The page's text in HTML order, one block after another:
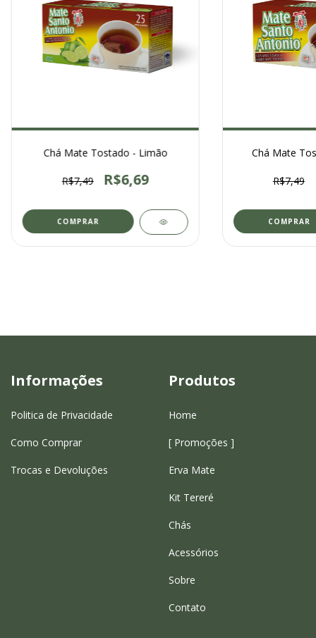
Chá Mate Tostado - Limão
R$7,49 R$6,69
COMPRAR
Chá Mate
R$7,49
COMPRAR
Informações
Politica de Privacidade
Como Comprar
Trocas e Devoluções
Produtos
Home
[ Promoções ]
Erva Mate
Kit Tereré
Chás
Acessórios
Sobre
Contato